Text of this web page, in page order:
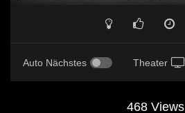
Auto Nächstes Theater
468 Views